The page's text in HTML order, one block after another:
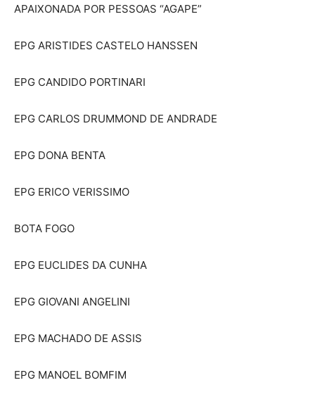
APAIXONADA POR PESSOAS “AGAPE”
EPG ARISTIDES CASTELO HANSSEN
EPG CANDIDO PORTINARI
EPG CARLOS DRUMMOND DE ANDRADE
EPG DONA BENTA
EPG ERICO VERISSIMO
BOTA FOGO
EPG EUCLIDES DA CUNHA
EPG GIOVANI ANGELINI
EPG MACHADO DE ASSIS
EPG MANOEL BOMFIM